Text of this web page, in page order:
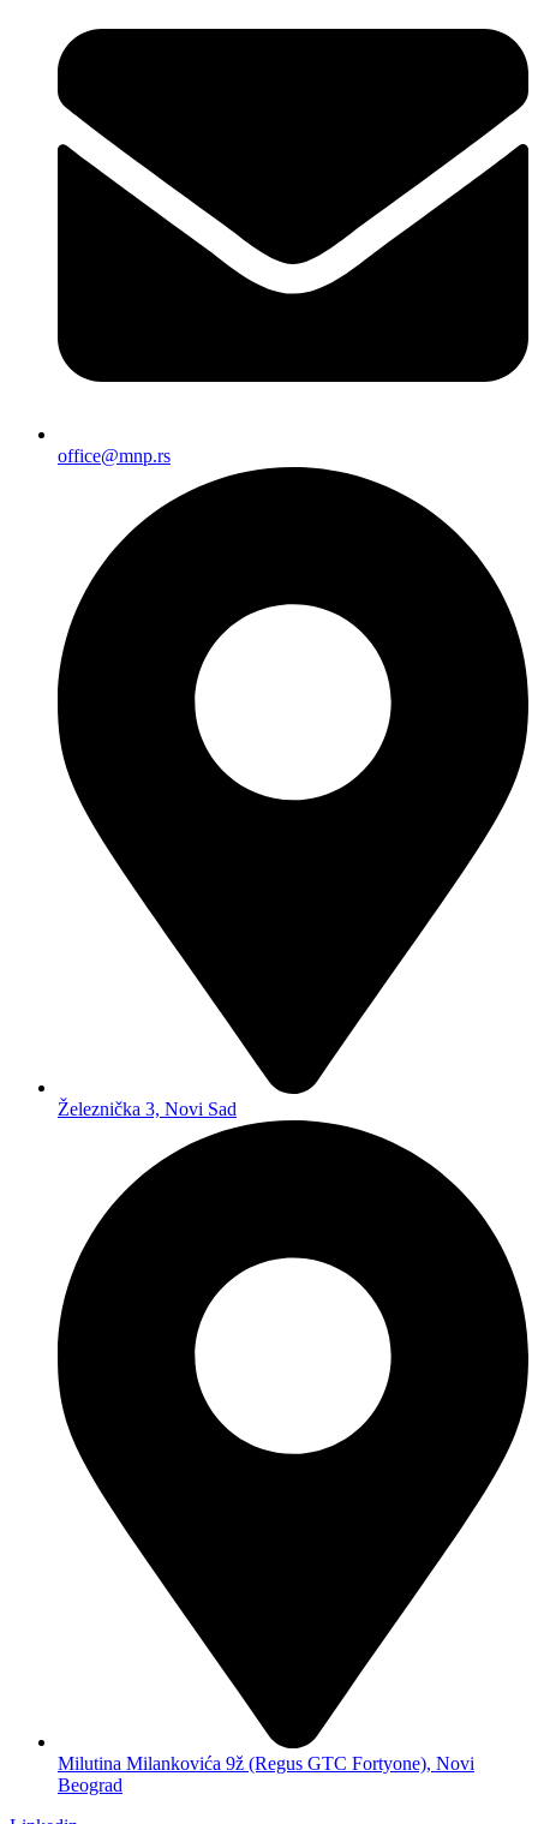
office@mnp.rs
Železnička 3, Novi Sad
Milutina Milankovića 9ž (Regus GTC Fortyone), Novi
Beograd